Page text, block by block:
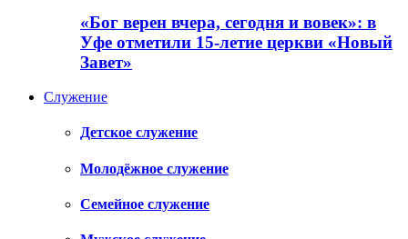
«Бог верен вчера, сегодня и вовек»: в
Уфе отметили 15-летие церкви «Новый
Завет»
Служение
Детское служение
Молодёжное служение
Семейное служение